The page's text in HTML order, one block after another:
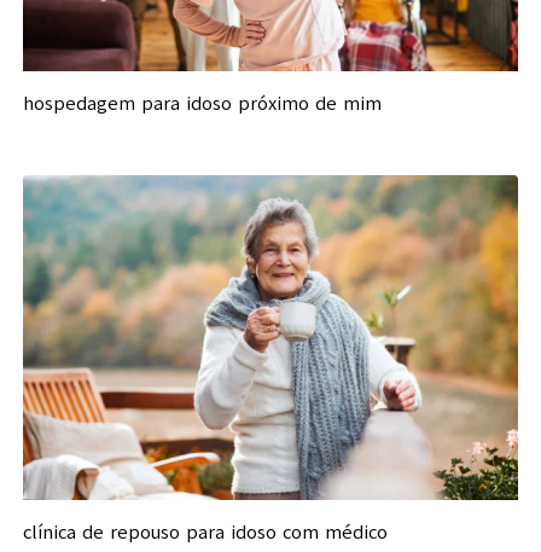
hospedagem para idoso próximo de mim
clínica de repouso para idoso com médico